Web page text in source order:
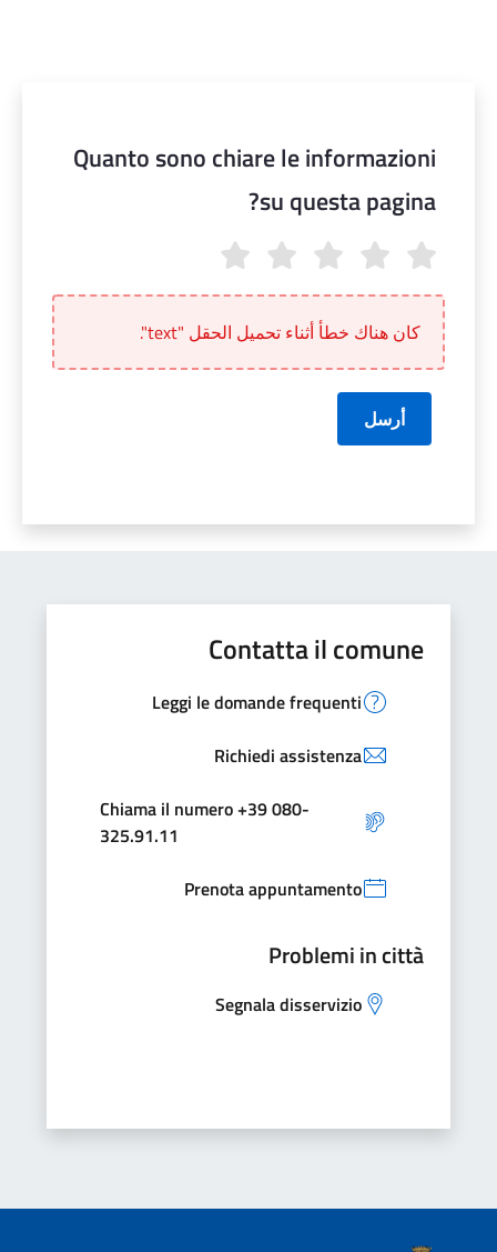
Quanto sono chiare le informazioni
su questa pagina?
Quanto sono chiare le informazioni su questa pagina?
كان هناك خطأ أثناء تحميل الحقل "text".
أرسل
Contatta il comune
Leggi le domande frequenti
Richiedi assistenza
Chiama il numero +39 080-
325.91.11
Prenota appuntamento
Problemi in città
Segnala disservizio